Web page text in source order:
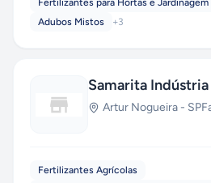
Fertilizantes para Hortas e Jardinagem
Adubos Mistos
+3
Samarita
Artur Nogueira - SP
Fertilizantes Agrícolas